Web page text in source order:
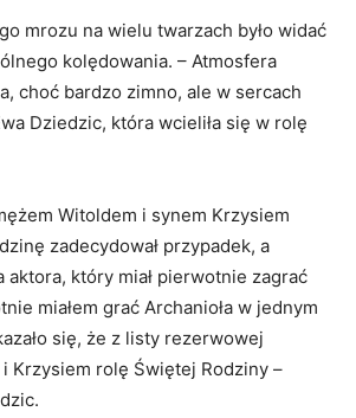
mrozu na wielu twarzach było widać
kolędowania. – Atmosfera
choć bardzo zimno, ale w sercach
Dziedzic, która wcieliła się w rolę
Witoldem i synem Krzysiem
zadecydował przypadek, a
aktora, który miał pierwotnie zagrać
miałem grać Archanioła w jednym
się, że z listy rezerwowej
Krzysiem rolę Świętej Rodziny –